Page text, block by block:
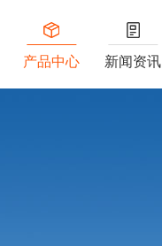
产品中心 新闻资讯